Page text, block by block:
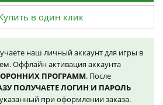
в один клик
наш личный аккаунт для игры в
Оффлайн активация аккаунта
ПРОГРАММ. После
ПОЛУЧАЕТЕ ЛОГИН И ПАРОЛЬ
при оформлении заказа.